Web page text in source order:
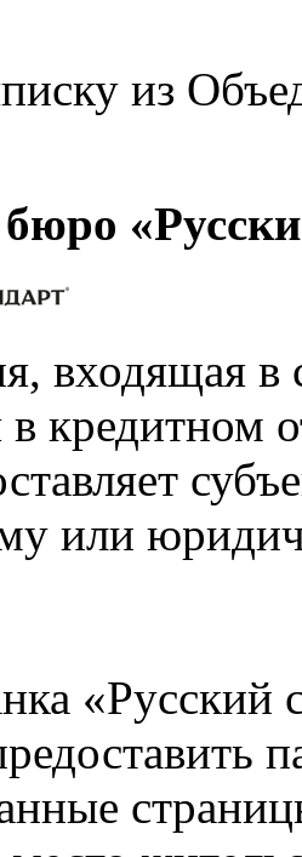
из
входящая в
в кредитном
или
«Русский